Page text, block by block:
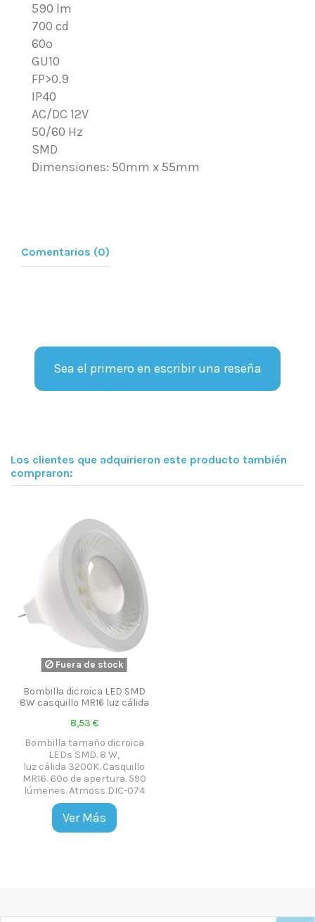
590 lm
700 cd
60º
GU10
FP>0.9
IP40
AC/DC 12V
50/60 Hz
SMD
Dimensiones: 50mm x 55mm
Comentarios (0)
Sea el primero en escribir una reseña
Los clientes que adquirieron este producto también
compraron:
Fuera de stock
Bombilla dicroica LED SMD
8W casquillo MR16 luz cálida
8,53 €
Bombilla tamaño dicroica
LEDs SMD. 8 W,
luz cálida 3200K. Casquillo
MR16. 60º de apertura. 590
lúmenes. Atmoss DIC-074
Ver Más